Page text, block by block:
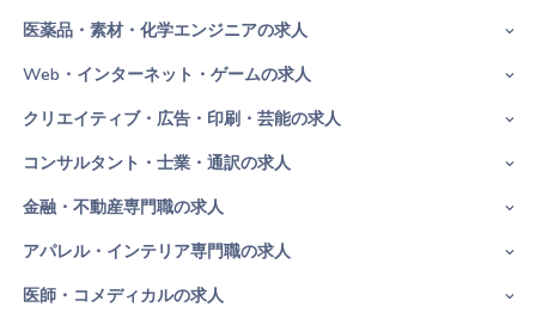
医薬品・素材・化学エンジニアの求人
Web・インターネット・ゲームの求人
クリエイティブ・広告・印刷・芸能の求人
コンサルタント・士業・通訳の求人
金融・不動産専門職の求人
アパレル・インテリア専門職の求人
医師・コメディカルの求人